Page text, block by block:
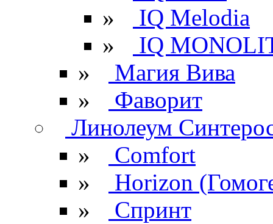
»
IQ Melodia
»
IQ
»
Магия Вива
»
Фаворит
Линолеум
»
Comfort
»
Horizon
»
Спринт